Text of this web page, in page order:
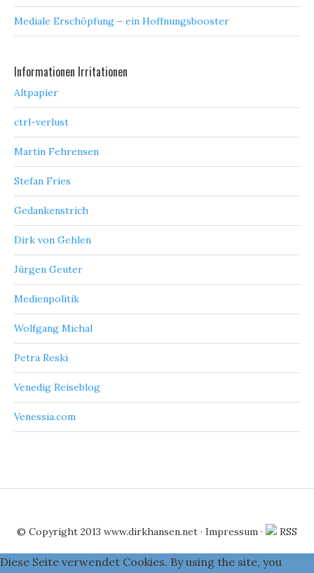
Mediale Erschöpfung – ein Hoffnungsbooster
Informationen Irritationen
Altpapier
ctrl-verlust
Martin Fehrensen
Stefan Fries
Gedankenstrich
Dirk von Gehlen
Jürgen Geuter
Medienpolitik
Wolfgang Michal
Petra Reski
Venedig Reiseblog
Venessia.com
© Copyright 2013 www.dirkhansen.net · Impressum · RSS
Diese Seite verwendet Cookies. By using the site, you